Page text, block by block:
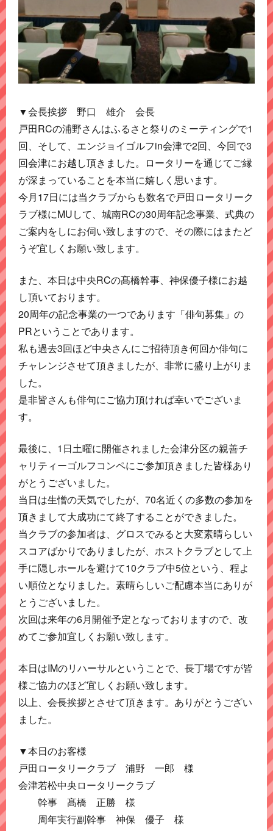
▼会長挨拶 野口 雄介 会長
戸田RCの浦野さんはふるさと祭りのミーティングで1
回、そして、エンジョイゴルフin会津で2回、今回で3
回会津にお越し頂きました。ロータリーを通じてご縁
が深まっていることを本当に嬉しく思います。
今月17日には当クラブからも数名で戸田ロータリーク
ラブ様にMUして、城南RCの30周年記念事業、式典の
ご案内をしにお伺い致しますので、その際にはまたど
うぞ宜しくお願い致します。
また、本日は中央RCの髙橋幹事、神保優子様にお越
し頂いております。
20周年の記念事業の一つであります「俳句募集」の
PRということであります。
私も過去3回ほど中央さんにご招待頂き何回か俳句に
チャレンジさせて頂きましたが、非常に盛り上がりま
した。
是非皆さんも俳句にご協力頂ければ幸いでございま
す。
最後に、1日土曜に開催されました会津分区の親善チ
ャリティーゴルフコンペにご参加頂きました皆様あり
がとうございました。
当日は生憎の天気でしたが、70名近くの多数の参加を
頂きまして大成功にて終了することができました。
当クラブの参加者は、グロスでみると大変素晴らしい
スコアばかりでありましたが、ホストクラブとして上
手に隠しホールを避けて10クラブ中5位という、程よ
い順位となりました。素晴らしいご配慮本当にありが
とうございました。
次回は来年の6月開催予定となっておりますので、改
めてご参加宜しくお願い致します。
本日はIMのリハーサルということで、長丁場ですが皆
様ご協力のほど宜しくお願い致します。
以上、会長挨拶とさせて頂きます。ありがとうござい
ました。
▼本日のお客様
戸田ロータリークラブ 浦野 一郎 様
会津若松中央ロータリークラブ
幹事 髙橋 正勝 様
周年実行副幹事 神保 優子 様